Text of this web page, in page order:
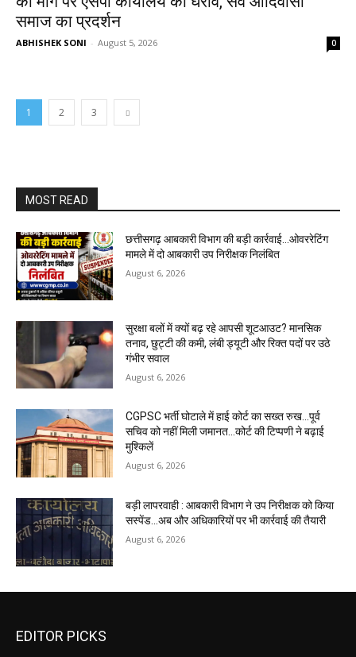
समाज का प्रदर्शन
ABHISHEK SONI - August 5, 2026 0
1 2 3
MOST READ
छत्तीसगढ़ आबकारी विभाग की बड़ी कार्रवाई...ओवररेटिंग
मामले में दो आबकारी उप निरीक्षक निलंबित
August 6, 2026
सुरक्षा बलों में क्यों बढ़ रहे आपसी शूटआउट? मानसिक
तनाव, छुट्टी की कमी, लंबी ड्यूटी और रिक्त पदों पर उठे
गंभीर सवाल
August 6, 2026
CGPSC भर्ती घोटाले में हाई कोर्ट का सख्त रुख...पूर्व
सचिव को नहीं मिली जमानत...कोर्ट की टिप्पणी ने बढ़ाई
मुश्किलें
August 6, 2026
बड़ी लापरवाही : आबकारी विभाग ने उप निरीक्षक को किया
सस्पेंड...अब और अधिकारियों पर भी कार्रवाई की तैयारी
August 6, 2026
EDITOR PICKS